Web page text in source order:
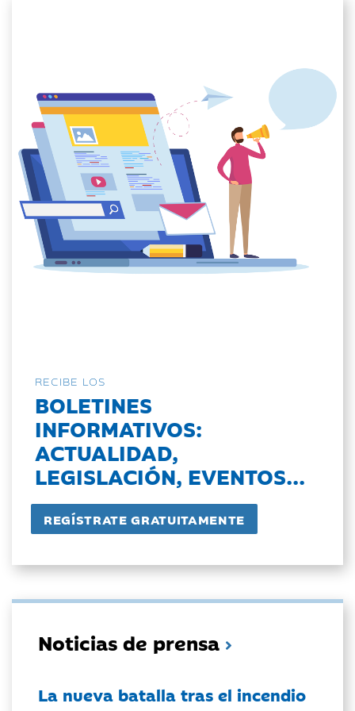
RECIBE LOS
BOLETINES
INFORMATIVOS:
ACTUALIDAD,
LEGISLACIÓN, EVENTOS...
Noticias de prensa
La nueva batalla tras el incendio